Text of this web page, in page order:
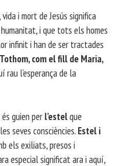
i mort de Jesús significa
i que tots els homes
infinit i han de ser tractades
Tothom, com el fill de Maria,
rau l’esperança de la
guien per l’estelque
seves consciències. Estel i
els exiliats, presos i
especial significat ara i aquí,